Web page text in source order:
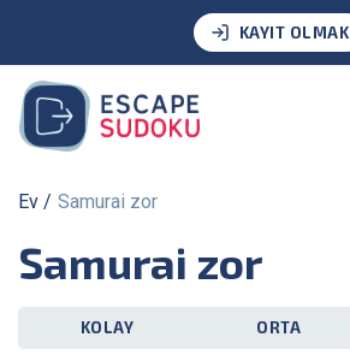
KAYIT OLMAK
Ev Samurai zor
Samurai zor
KOLAY ORTA